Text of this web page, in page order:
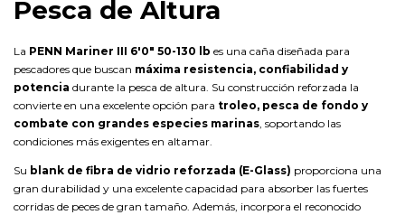
Pesca de Altura
La PENN Mariner III 6'0" 50-130 lb es una caña diseñada para
pescadores que buscan máxima resistencia, confiabilidad y
potencia durante la pesca de altura. Su construcción reforzada la
convierte en una excelente opción para troleo, pesca de fondo y
combate con grandes especies marinas, soportando las
condiciones más exigentes en altamar.
Su blank de fibra de vidrio reforzada (E-Glass) proporciona una
gran durabilidad y una excelente capacidad para absorber las fuertes
corridas de peces de gran tamaño. Además, incorpora el reconocido